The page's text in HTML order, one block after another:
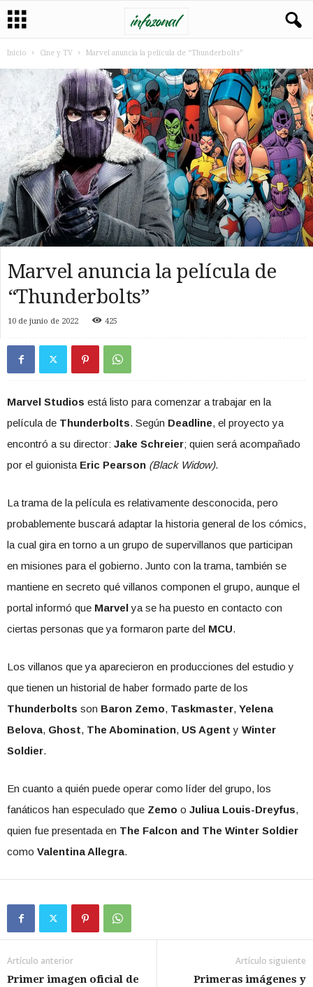
Inicio Cine y TV Marvel anuncia la película de “Thunderbolts”
Marvel anuncia la película de
“Thunderbolts”
10 de junio de 2022 425
Marvel Studios está listo para comenzar a trabajar en la
película de Thunderbolts. Según Deadline, el proyecto ya
encontró a su director: Jake Schreier; quien será acompañado
por el guionista Eric Pearson (Black Widow).
La trama de la película es relativamente desconocida, pero
probablemente buscará adaptar la historia general de los cómics,
la cual gira en torno a un grupo de supervillanos que participan
en misiones para el gobierno. Junto con la trama, también se
mantiene en secreto qué villanos componen el grupo, aunque el
portal informó que Marvelya se ha puesto en contacto con
ciertas personas que ya formaron parte del MCU.
Los villanos que ya aparecieron en producciones del estudio y
que tienen un historial de haber formado parte de los
Thunderbolts son Baron Zemo, Taskmaster, Yelena
Belova, Ghost, The Abomination, US Agent y Winter
Soldier.
En cuanto a quién puede operar como líder del grupo, los
fanáticos han especulado que Zemo o Juliua Louis-Dreyfus,
quien fue presentada en The Falcon and The Winter Soldier
como Valentina Allegra.
Artículo anterior
Primer imagen oficial de
Artículo siguiente
Primeras imágenes y